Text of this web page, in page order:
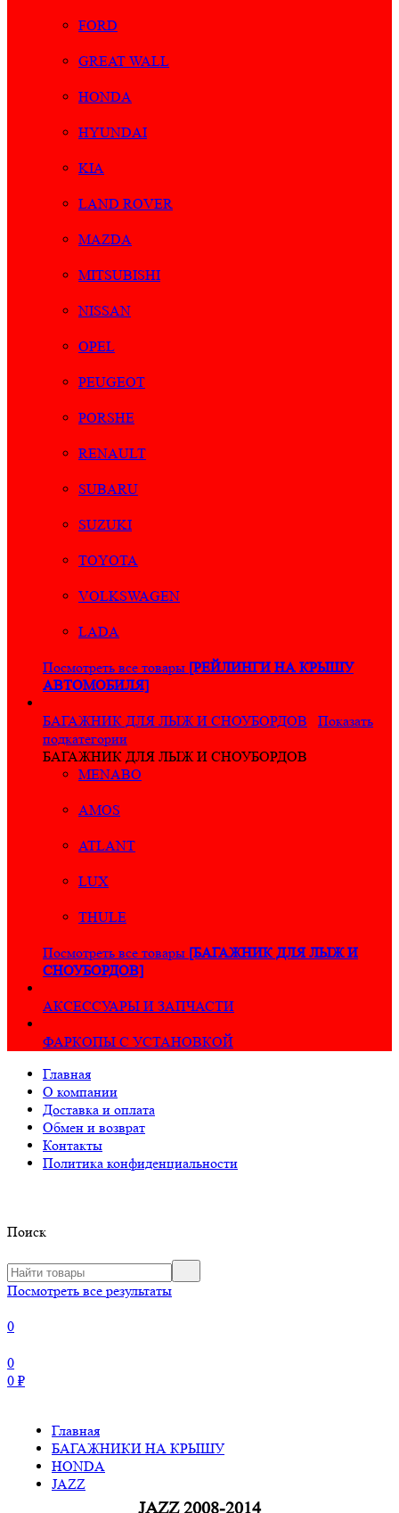
FORD
GREAT WALL
HONDA
HYUNDAI
KIA
LAND ROVER
MAZDA
MITSUBISHI
NISSAN
OPEL
PEUGEOT
PORSHE
RENAULT
SUBARU
SUZUKI
TOYOTA
VOLKSWAGEN
LADA
Посмотреть все товары [РЕЙЛИНГИ НА КРЫШУ
АВТОМОБИЛЯ]
БАГАЖНИК ДЛЯ ЛЫЖ И СНОУБОРДОВ
Показать
подкатегории
БАГАЖНИК ДЛЯ ЛЫЖ И СНОУБОРДОВ
MENABO
AMOS
ATLANT
LUX
THULE
Посмотреть все товары [БАГАЖНИК ДЛЯ ЛЫЖ И
СНОУБОРДОВ]
АКСЕССУАРЫ И ЗАПЧАСТИ
ФАРКОПЫ С УСТАНОВКОЙ
Главная
О компании
Доставка и оплата
Обмен и возврат
Контакты
Политика конфиденциальности
Поиск
Посмотреть все результаты
0
0
0 ₽
Главная
БАГАЖНИКИ НА КРЫШУ
HONDA
JAZZ
JAZZ 2008-2014